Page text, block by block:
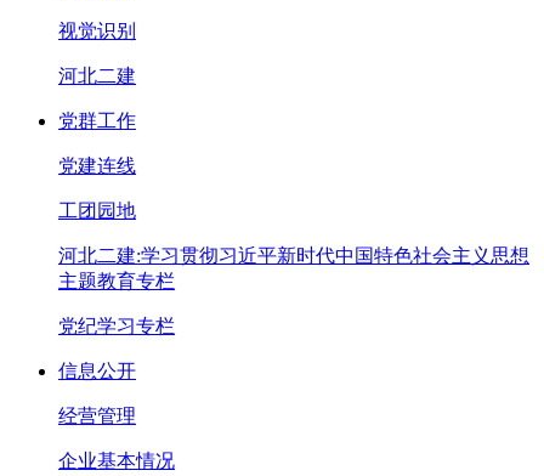
视觉识别
河北二建
党群工作
党建连线
工团园地
河北二建:学习贯彻习近平新时代中国特色社会主义思想
主题教育专栏
党纪学习专栏
信息公开
经营管理
企业基本情况